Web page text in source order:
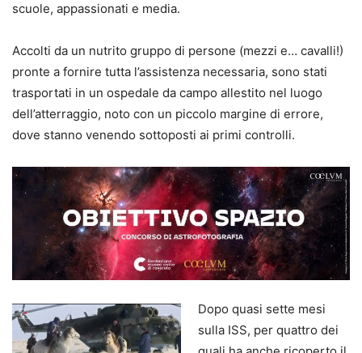
scuole, appassionati e media.
Accolti da un nutrito gruppo di persone (mezzi e… cavalli!)
pronte a fornire tutta l’assistenza necessaria, sono stati
trasportati in un ospedale da campo allestito nel luogo
dell’atterraggio, noto con un piccolo margine di errore,
dove stanno venendo sottoposti ai primi controlli.
Dopo quasi sette mesi
sulla ISS, per quattro dei